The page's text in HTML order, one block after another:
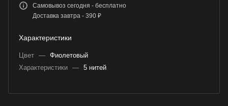
Самовывоз сегодня - бесплатно
Доставка завтра - 390 ₽
Характеристики
Цвет — Фиолетовый
Характеристики — 5 нитей